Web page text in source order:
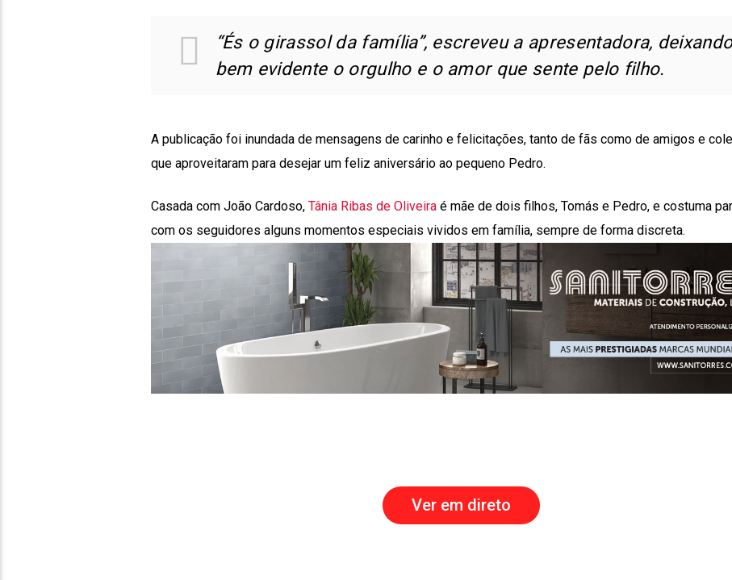
“És o girassol da família”, escreveu a apresentadora,
bem evidente o orgulho e o amor que sente pelo filho.
A publicação foi inundada de mensagens de carinho e felicitações, tanto de fãs como de amigos e
que aproveitaram para desejar um feliz aniversário ao pequeno Pedro.
Casada com João Cardoso, Tânia Ribas de Oliveiraé mãe de dois filhos, Tomás e Pedro, e costuma
com os seguidores alguns momentos especiais vividos em família, sempre de forma discreta.
Ver em direto